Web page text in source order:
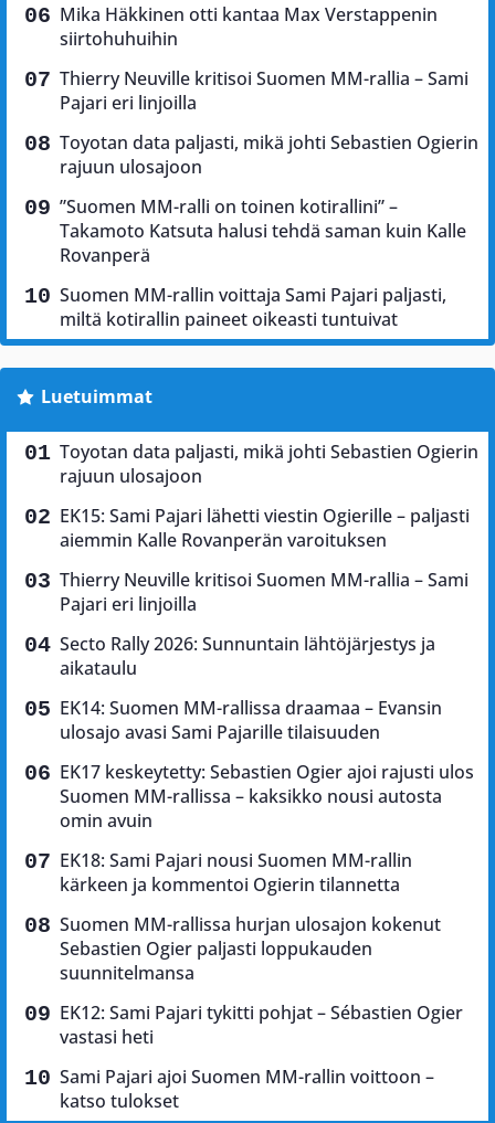
Mika Häkkinen otti kantaa Max Verstappenin
siirtohuhuihin
Thierry Neuville kritisoi Suomen MM-rallia – Sami
Pajari eri linjoilla
Toyotan data paljasti, mikä johti Sebastien Ogierin
rajuun ulosajoon
”Suomen MM-ralli on toinen kotirallini” –
Takamoto Katsuta halusi tehdä saman kuin Kalle
Rovanperä
Suomen MM-rallin voittaja Sami Pajari paljasti,
miltä kotirallin paineet oikeasti tuntuivat
Luetuimmat
Toyotan data paljasti, mikä johti Sebastien Ogierin
rajuun ulosajoon
EK15: Sami Pajari lähetti viestin Ogierille – paljasti
aiemmin Kalle Rovanperän varoituksen
Thierry Neuville kritisoi Suomen MM-rallia – Sami
Pajari eri linjoilla
Secto Rally 2026: Sunnuntain lähtöjärjestys ja
aikataulu
EK14: Suomen MM-rallissa draamaa – Evansin
ulosajo avasi Sami Pajarille tilaisuuden
EK17 keskeytetty: Sebastien Ogier ajoi rajusti ulos
Suomen MM-rallissa – kaksikko nousi autosta
omin avuin
EK18: Sami Pajari nousi Suomen MM-rallin
kärkeen ja kommentoi Ogierin tilannetta
Suomen MM-rallissa hurjan ulosajon kokenut
Sebastien Ogier paljasti loppukauden
suunnitelmansa
EK12: Sami Pajari tykitti pohjat – Sébastien Ogier
vastasi heti
Sami Pajari ajoi Suomen MM-rallin voittoon –
katso tulokset